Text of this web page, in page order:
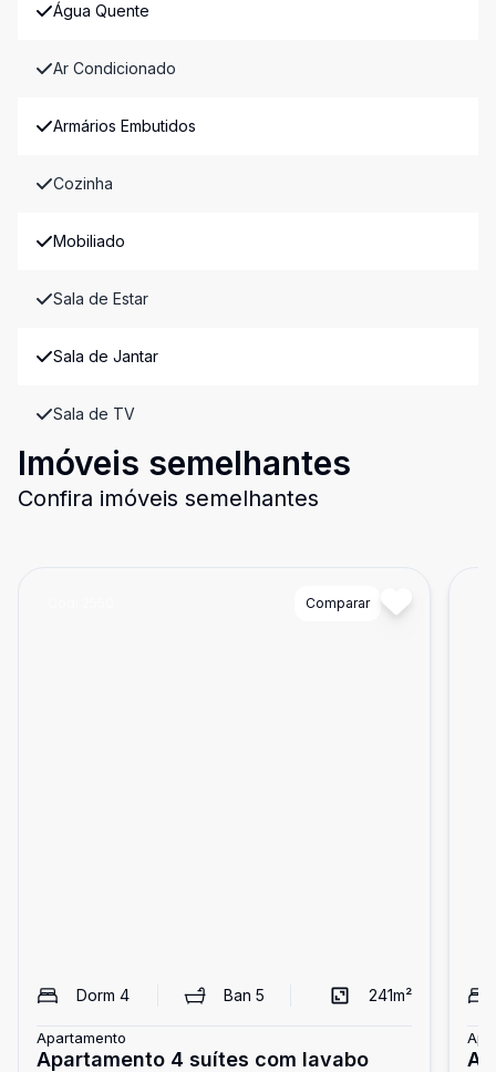
Água Quente
Ar Condicionado
Armários Embutidos
Cozinha
Mobiliado
Sala de Estar
Sala de Jantar
Sala de TV
Imóveis semelhantes
Confira imóveis semelhantes
Comparar
Dorm 4 Ban5 241m²
Apartamento
Apartamento 4 suítes com lavabo